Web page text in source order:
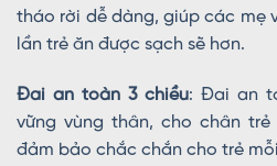
tháo rời dễ dàng, giúp các mẹ
lần trẻ ăn được sạch sẽ hơn.
Đai an toàn 3 chiều: Đai an
vững vùng thân, cho chân
đảm bảo chắc chắn cho trẻ